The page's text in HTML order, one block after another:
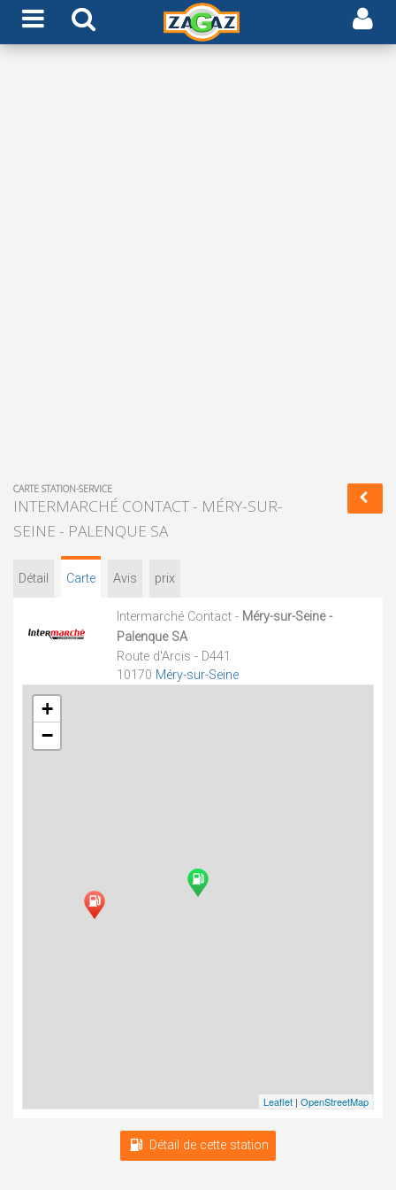
CARTE STATION-SERVICE
INTERMARCHÉ CONTACT - MÉRY-SUR-
SEINE - PALENQUE SA
Détail Carte Avis prix
Intermarché Contact - Méry-sur-Seine -
Palenque SA
Route d'Arcis - D441
10170 Méry-sur-Seine
+
−
Leaflet | OpenStreetMap
Détail de cette station